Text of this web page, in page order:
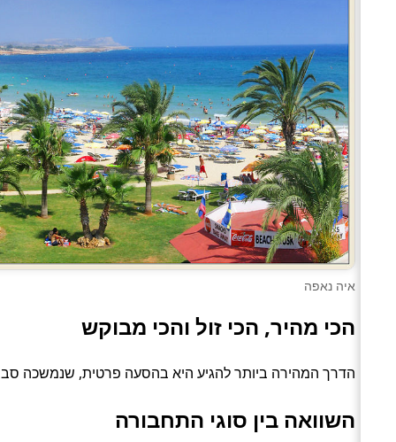
איה נאפה
הכי מהיר, הכי זול והכי מבוקש
הדרך המהירה ביותר להגיע היא בהסעה פרטית, שנמשכה סביב 1.8 שעות. האפשרות הזולה ביותר עלתה כ־686 ₪, בדרך של הסעה
השוואה בין סוגי התחבורה